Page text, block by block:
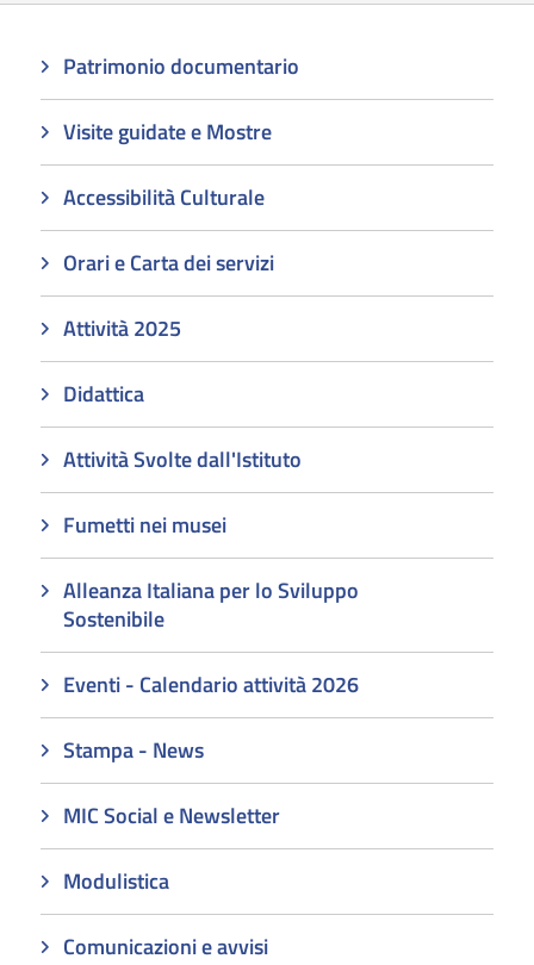
Patrimonio documentario
Visite guidate e Mostre
Accessibilità Culturale
Orari e Carta dei servizi
Attività 2025
Didattica
Attività Svolte dall'Istituto
Fumetti nei musei
Alleanza Italiana per lo Sviluppo
Sostenibile
Eventi - Calendario attività 2026
Stampa - News
MIC Social e Newsletter
Modulistica
Comunicazioni e avvisi